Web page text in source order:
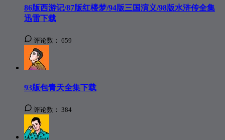
86版西游记/87版红楼梦/94版三国演义/98版水浒传全集
迅雷下载
评论数： 659
93版包青天全集下载
评论数： 384